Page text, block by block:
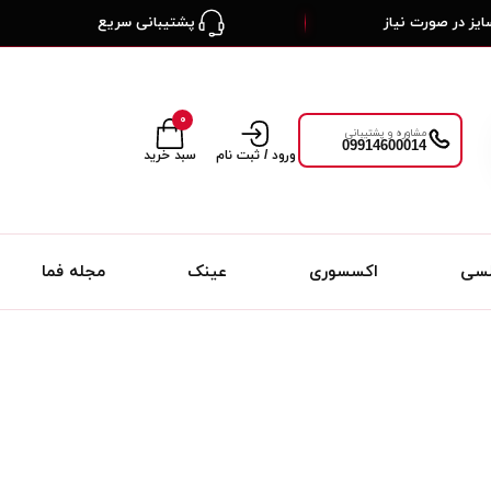
در صورت نیاز پشتیبانی سریع
مشاوره و پشتیبانی
09914600014 ورود / ثبت نام
۰
سبد خرید
اکسسوری عینک مجله فما